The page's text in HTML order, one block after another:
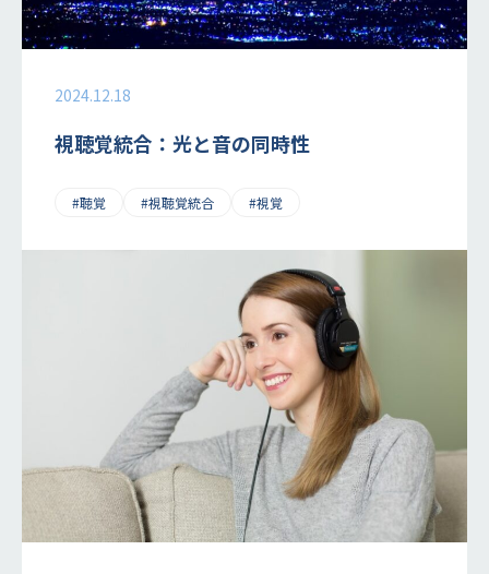
2024.12.18
視聴覚統合：光と音の同時性
#聴覚 #視聴覚統合 #視覚